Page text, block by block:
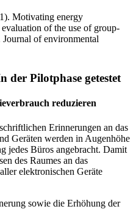
Motivating energy
of the use of group-
of environmental
der Pilotphase getestet
reduzieren
Erinnerungen an das
Geräten werden in Augenhöhe
jedes Büros angebracht. Damit
des Raumes an das
elektronischen Geräte
sowie die Erhöhung der